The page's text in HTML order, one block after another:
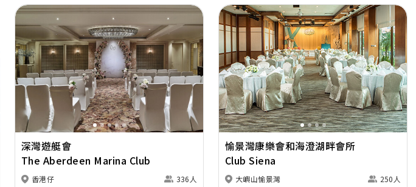
Previous Next
深灣遊艇會
The Aberdeen Marina Club
香港仔 336人
Previous Next
愉景灣康樂會和海澄湖畔會所
Club Siena
大嶼山愉景灣 250人